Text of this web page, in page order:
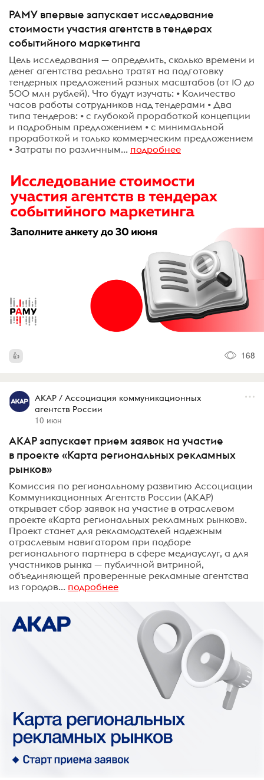
РАМУ впервые запускает исследование
стоимости участия агентств в тендерах
событийного маркетинга
Цель исследования — определить, сколько времени и
денег агентства реально тратят на подготовку
тендерных предложений разных масштабов (от 10 до
500 млн рублей). Что будут изучать: • Количество
часов работы сотрудников над тендерами • Два
типа тендеров: • с глубокой проработкой концепции
и подробным предложением • с минимальной
проработкой и только коммерческим предложением
• Затраты по различным... подробнее
168
АКАР / Ассоциация коммуникационных
агентств России
10 июн
АКАР запускает прием заявок на участие
в проекте «Карта региональных рекламных
рынков»
Комиссия по региональному развитию Ассоциации
Коммуникационных Агентств России (АКАР)
открывает сбор заявок на участие в отраслевом
проекте «Карта региональных рекламных рынков».
Проект станет для рекламодателей надежным
отраслевым навигатором при подборе
регионального партнера в сфере медиауслуг, а для
участников рынка — публичной витриной,
объединяющей проверенные рекламные агентства
из городов... подробнее